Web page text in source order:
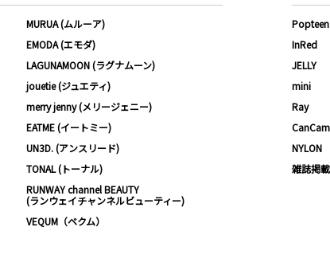
MURUA (ムルーア)
EMODA (エモダ)
LAGUNAMOON (ラグナムーン)
jouetie (ジュエティ)
merry jenny (メリージェニー)
EATME (イートミー)
UN3D. (アンスリード)
TONAL (トーナル)
RUNWAY channel BEAUTY
(ランウェイチャンネルビューティー)
VEQUM（ベクム）
Popteen
InRed
JELLY
mini
Ray
CanCam
NYLON
雑誌掲